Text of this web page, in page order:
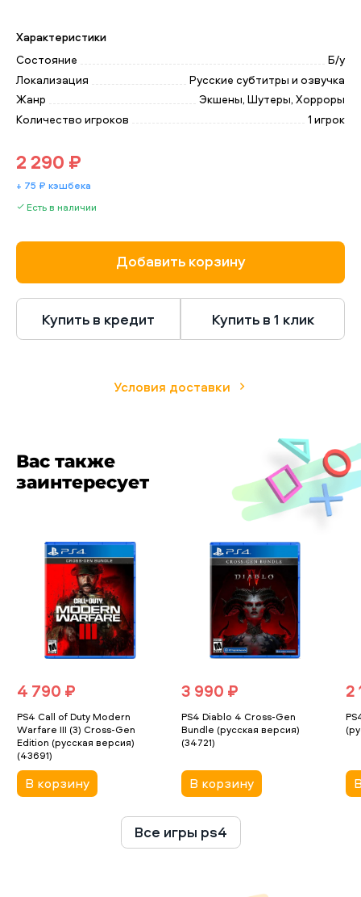
Характеристики
Состояние
Б/у
Локализация
Русские субтитры и озвучка
Жанр
Экшены, Шутеры, Хорроры
Количество игроков
1 игрок
2 290 ₽
+ 75 ₽ кэшбека
Есть в наличии
Добавить корзину
Купить в кредит Купить в 1 клик
Условия доставки
Вас также
заинтересует
4 790 ₽
PS4 Call of Duty Modern
Warfare III (3) Cross-Gen
Edition (русская версия)
(43691)
В корзину
3 990 ₽
PS4 Diablo 4 Cross-Gen
Bundle (русская версия)
(34721)
В корзину
2
Все игры ps4